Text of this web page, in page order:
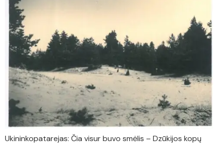
Ukininkopatarejas: Čia visur buvo smėlis – Dzūkijos kopų